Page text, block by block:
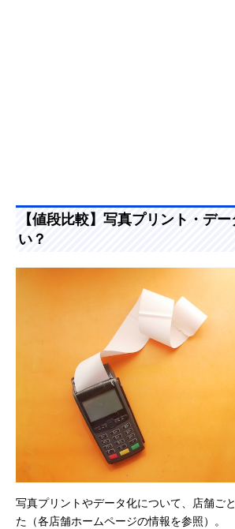
【値段比較】写真プリント・デ
い？
写真プリントやデータ化について、店舗ご
た（各店舗ホームページの情報を参照）。